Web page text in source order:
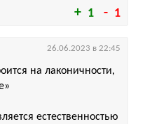
1 1
на лаконичности,
естественностью
26.06.2023 в 22:45